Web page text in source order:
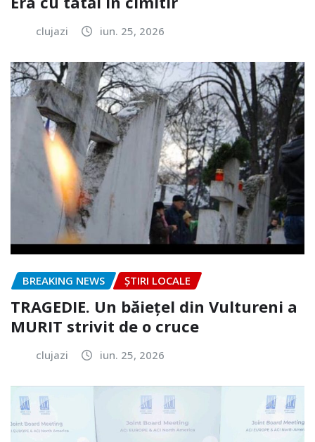
clujazi iun. 25, 2026
BREAKING NEWS ȘTIRI LOCALE
TRAGEDIE. Un băiețel din Vultureni a
MURIT strivit de o cruce
clujazi iun. 25, 2026